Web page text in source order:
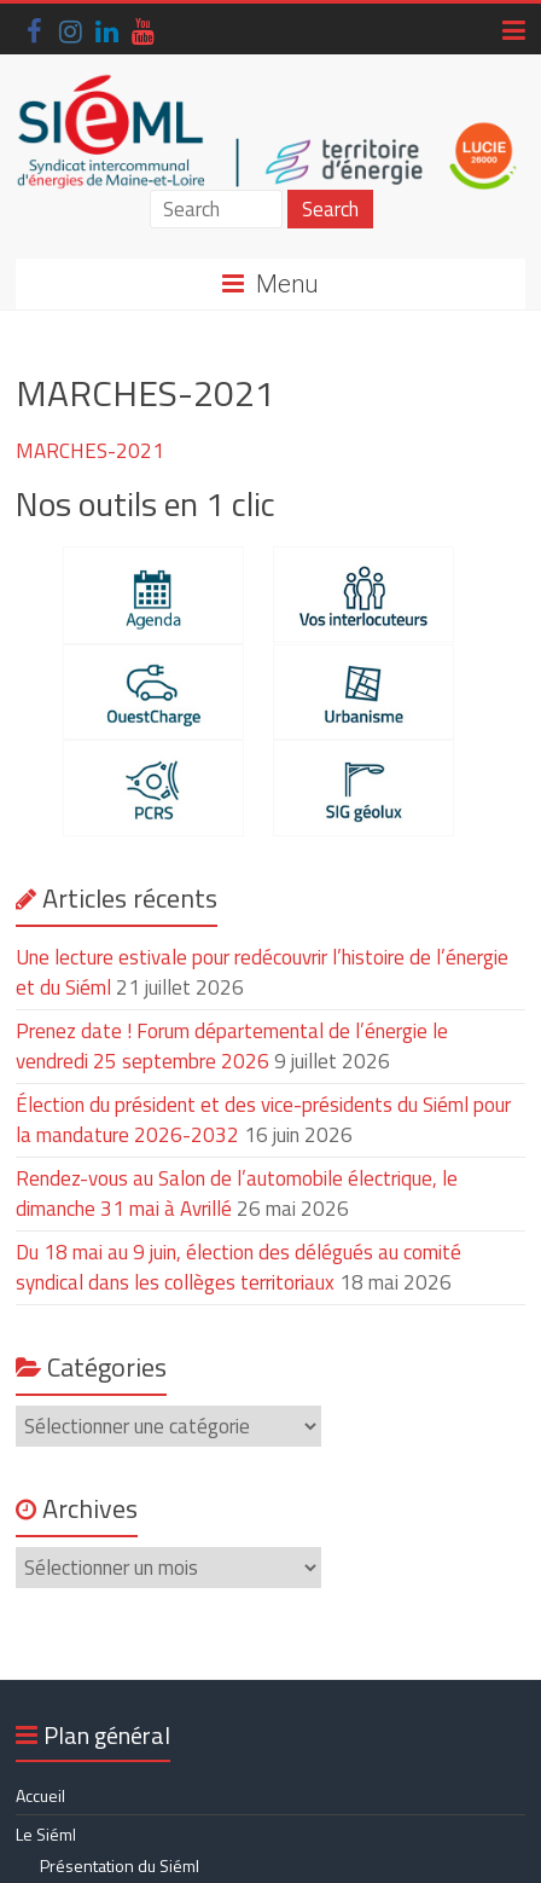
Skip
content
intercommunal
d'énergies
de
Maine-
Menu
MARCHES-2021
MARCHES-2021
Nos outils en 1 clic
Articles récents
Une lecture estivale pour redécouvrir l’histoire de l’énergie
et du Siéml 21 juillet 2026
Prenez date ! Forum départemental de l’énergie le
vendredi 25 septembre 2026 9 juillet 2026
Élection du président et des vice-présidents du Siéml pour
la mandature 2026-2032 16 juin 2026
Rendez-vous au Salon de l’automobile électrique, le
dimanche 31 mai à Avrillé 26 mai 2026
Du 18 mai au 9 juin, élection des délégués au comité
syndical dans les collèges territoriaux 18 mai 2026
Catégories
Catégories
Archives
Archives
Plan général
Accueil
Le Siéml
Présentation du Siéml